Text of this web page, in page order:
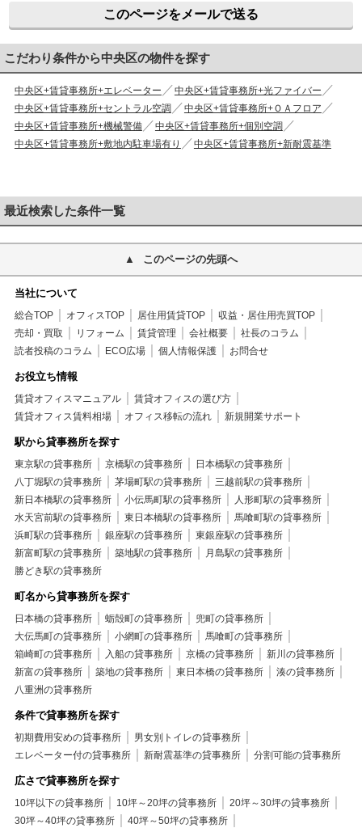
このページをメールで送る
こだわり条件から中央区の物件を探す
中央区+賃貸事務所+エレベーター
中央区+賃貸事務所+光ファイバー
中央区+賃貸事務所+セントラル空調
中央区+賃貸事務所+ＯＡフロア
中央区+賃貸事務所+機械警備
中央区+賃貸事務所+個別空調
中央区+賃貸事務所+敷地内駐車場有り
中央区+賃貸事務所+新耐震基準
最近検索した条件一覧
このページの先頭へ
当社について
総合TOP オフィスTOP 居住用賃貸TOP
収益・居住用売買TOP
売却・買取
リフォーム 賃貸管理 会社概要
社長のコラム
読者投稿のコラム
ECO広場 個人情報保護 お問合せ
お役立ち情報
賃貸オフィスマニュアル
賃貸オフィスの選び方
賃貸オフィス賃料相場
オフィス移転の流れ 新規開業サポート
駅から貸事務所を探す
東京駅の貸事務所 京橋駅の貸事務所
日本橋駅の貸事務所
八丁堀駅の貸事務所
茅場町駅の貸事務所
三越前駅の貸事務所
新日本橋駅の貸事務所
小伝馬町駅の貸事務所
人形町駅の貸事務所
水天宮前駅の貸事務所
東日本橋駅の貸事務所
馬喰町駅の貸事務所
浜町駅の貸事務所
銀座駅の貸事務所
東銀座駅の貸事務所
新富町駅の貸事務所
築地駅の貸事務所
月島駅の貸事務所
勝どき駅の貸事務所
町名から貸事務所を探す
日本橋の貸事務所 蛎殻町の貸事務所
兜町の貸事務所
大伝馬町の貸事務所
小網町の貸事務所
馬喰町の貸事務所
箱崎町の貸事務所
入船の貸事務所 京橋の貸事務所
新川の貸事務所
新富の貸事務所
築地の貸事務所 東日本橋の貸事務所
湊の貸事務所
八重洲の貸事務所
条件で貸事務所を探す
初期費用安めの貸事務所
男女別トイレの貸事務所
エレベーター付の貸事務所
新耐震基準の貸事務所 分割可能の貸事務所
広さで貸事務所を探す
10坪以下の貸事務所 10坪～20坪の貸事務所
20坪～30坪の貸事務所
30坪～40坪の貸事務所
40坪～50坪の貸事務所